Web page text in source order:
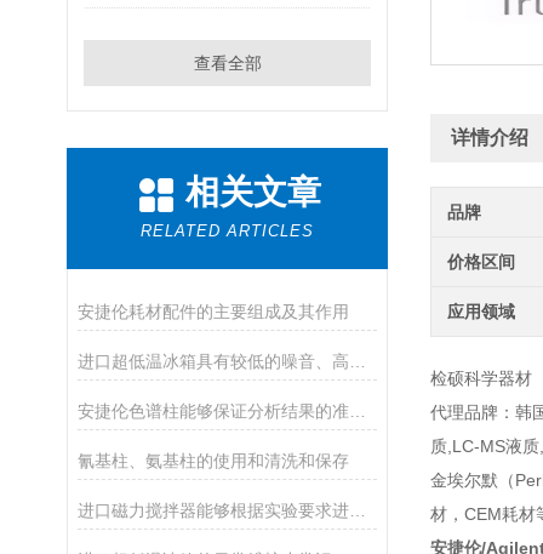
查看全部
相关文章
RELATED ARTICLES
安捷伦耗材配件的主要组成及其作用
安捷伦色谱柱能够保证分析结果的准确性和可靠性
氰基柱、氨基柱的使用和清洗和保存
进口磁力搅拌器能够根据实验要求进行精细调节
详情介绍
品牌
价格区间
应用领域
检硕科学器材
代理品牌：韩
质,LC-MS液
金埃尔默（
材，CEM耗材
安捷伦/